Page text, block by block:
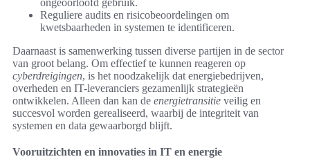
Reguliere audits en risicobeoordelingen om
kwetsbaarheden in systemen te identificeren.
Daarnaast is samenwerking tussen diverse partijen in de sector
van groot belang. Om effectief te kunnen reageren op
cyberdreigingen, is het noodzakelijk dat energiebedrijven,
overheden en IT-leveranciers gezamenlijk strategieën
ontwikkelen. Alleen dan kan de energietransitie veilig en
succesvol worden gerealiseerd, waarbij de integriteit van
systemen en data gewaarborgd blijft.
Vooruitzichten en innovaties in IT en energie